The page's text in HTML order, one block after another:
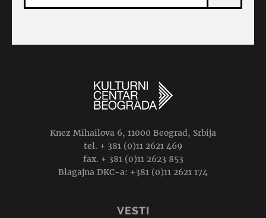
Knez Mihailova 6, 11000 Beograd, Srbija
tel. + 381 (0)11 2621 469
fax. + 381 (0)11 2623 853
Blagajna DKC-a: +381 (0)11 2621 174
VESTI